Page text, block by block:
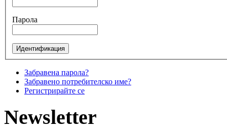
Парола
Забравена парола?
Забравено потребителско име?
Регистрирайте се
Newsletter